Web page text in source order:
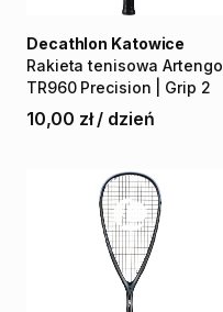
Rakieta tenisowa Artengo
TR960 Precision Grip 2
Decathlon Katowice
10,00 zł / dzień